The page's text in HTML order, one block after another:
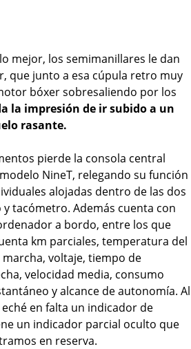
mejor, los semimanillares le dan
que junto a esa cúpula retro muy
bóxer sobresaliendo por los
la impresión de ir subido a un
rasante.
pierde la consola central
NineT, relegando su función
alojadas dentro de las dos
tacómetro. Además cuenta con
a bordo, entre los que
km parciales, temperatura del
voltaje, tiempo de
velocidad media, consumo
y alcance de autonomía. Al
en falta un indicador de
un indicador parcial oculto que
en reserva.